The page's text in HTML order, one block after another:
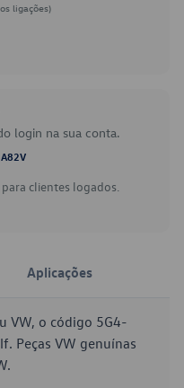
ligações)
login na sua conta.
clientes logados.
Aplicações
VW, o código 5G4-
Peças VW genuínas